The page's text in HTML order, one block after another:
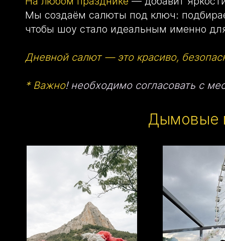
Мы создаём салюты под ключ:
чтобы шоу стало идеальным именно
Дневной салют — это красиво,
* Важно! необходимо согласовать с
Дымовые